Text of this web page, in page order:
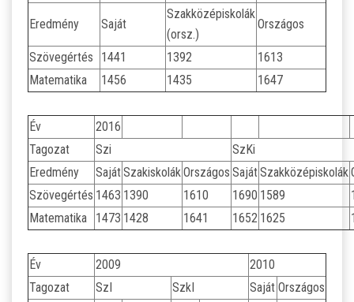
KÖZZÉTÉTELI LISTA
JELENTKEZÉSI LAP/FELVÉTELI KÉRVÉNY
DUÁLIS PARTNEREINK A SZAKKKÉPZÉSBEN
HÍREK, AKTUALITÁSOK
Eredmény Saját
Szakközépiskolák
(orsz.)
Országos
Szövegértés 1441 1392
1613
Matematika
1456 1435 1647
Év
2016
Tagozat
Szi
SzKi
Eredmény
SajátSzakiskolákOrszágos SajátSzakközépiskolák
Szövegértés 1463 1390 1610 1690 1589
Matematika
1473 1428 1641 1652 1625
Év 2009
2010
Tagozat
SzI SzkI Saját Országos